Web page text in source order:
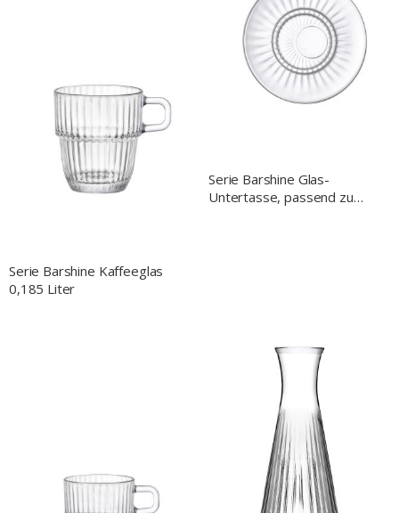
Serie Barshine Kaffeeglas
0,185 Liter
Serie Barshine Glas-
Untertasse, passend zu